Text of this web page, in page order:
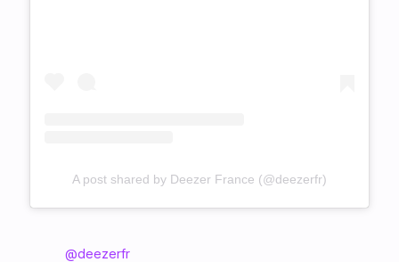
A post shared by Deezer France (@deezerfr)
@deezerfr